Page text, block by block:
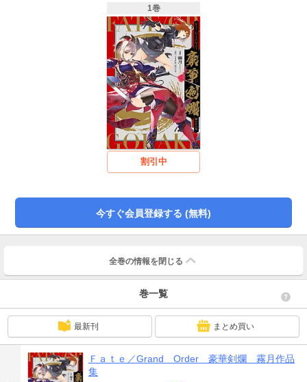
レッドVS.カイニス描きおろし２ 坂田金時＆渡辺綱＆源頼光
1巻
割引中
今すぐ会員登録する (無料)
全巻の情報を 閉じる
巻一覧
最新刊 まとめ買い
Ｆａｔｅ／Grand Order 豪華剣爛 霧月作品
集